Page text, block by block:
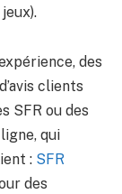
des
clients
SFR ou des
qui
: SFR
des